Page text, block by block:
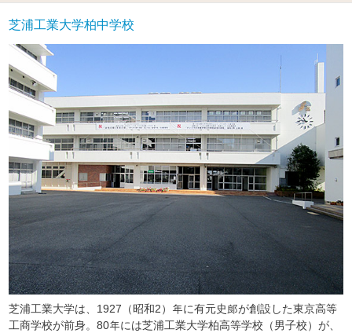
芝浦工業大学柏中学校
芝浦工業大学は、1927（昭和2）年に有元史郎が創設した東京高等
工商学校が前身。80年には芝浦工業大学柏高等学校（男子校）が、